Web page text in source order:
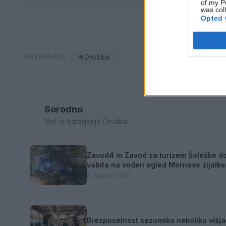
of my
was
Opted
Družba
Sorodno
Več iz kategorije Družba
Zavod4 in Zavod za turizem Šaleške
vabita na voden ogled Mornove zijalke
8. avgust 2026
Brezposelnost sezonsko nekoliko višja